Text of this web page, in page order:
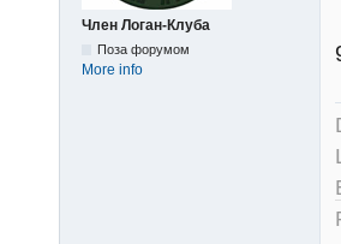
Член Логан-Клуба
Поза форумом
More info